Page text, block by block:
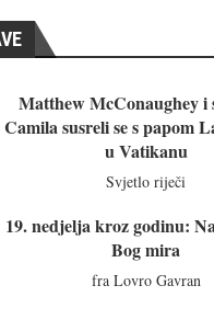
Matthew McConaughey i
Camila susreli se s papom
u Vatikanu
Svjetlo riječi
19. nedjelja kroz godinu:
Bog mira
fra Lovro Gavran